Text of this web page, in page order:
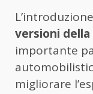
versioni della
importante
migliorare